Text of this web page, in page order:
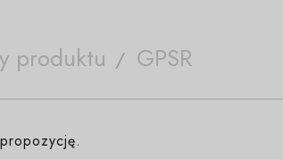
produktu GPSR